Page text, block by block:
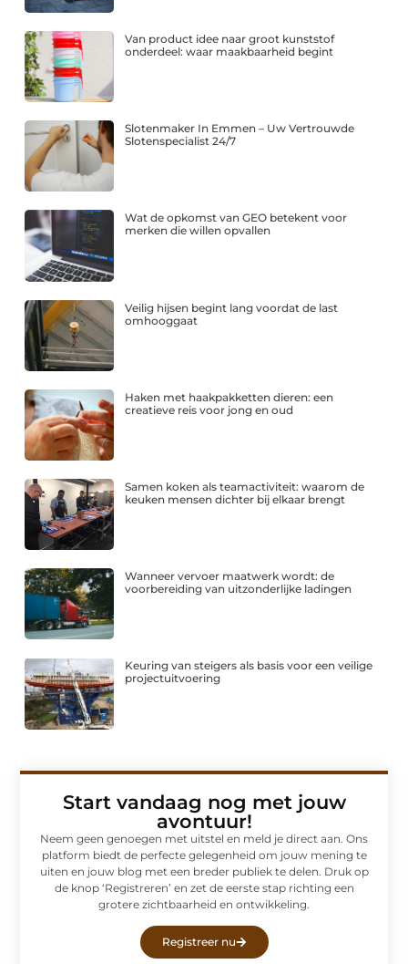
Van product idee naar groot kunststof
onderdeel: waar maakbaarheid begint
Slotenmaker In Emmen – Uw Vertrouwde
Slotenspecialist 24/7
Wat de opkomst van GEO betekent voor
merken die willen opvallen
Veilig hijsen begint lang voordat de last
omhooggaat
Haken met haakpakketten dieren: een
creatieve reis voor jong en oud
Samen koken als teamactiviteit: waarom de
keuken mensen dichter bij elkaar brengt
Wanneer vervoer maatwerk wordt: de
voorbereiding van uitzonderlijke ladingen
Keuring van steigers als basis voor een veilige
projectuitvoering
Start vandaag nog met jouw
avontuur!
Neem geen genoegen met uitstel en meld je direct aan. Ons
platform biedt de perfecte gelegenheid om jouw mening te
uiten en jouw blog met een breder publiek te delen. Druk op
de knop ‘Registreren’ en zet de eerste stap richting een
grotere zichtbaarheid en ontwikkeling.
Registreer nu